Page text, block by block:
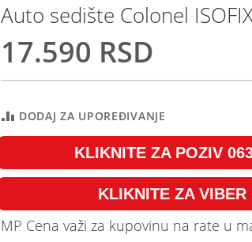
Auto sedište Colonel
17.590 RSD
DODAJ ZA UPOREĐIVANJE
KLIKNITE ZA POZIV
KLIKNITE ZA VIBER
MP Cena važi za kupovinu na rate u